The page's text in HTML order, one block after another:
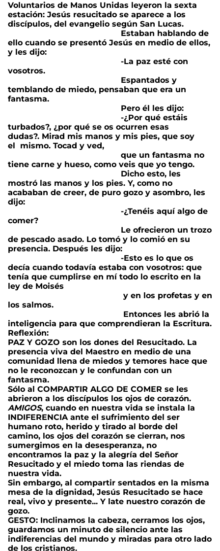
Voluntarios de Manos Unidas leyeron la sexta
estación: Jesús resucitado se aparece a los
discípulos, del evangelio según San Lucas.
Estaban hablando de
ello cuando se presentó Jesús en medio de ellos,
y les dijo:
-La paz esté con
vosotros.
Espantados y
temblando de miedo, pensaban que era un
fantasma.
Pero él les dijo:
-¿Por qué estáis
turbados?, ¿por qué se os ocurren esas
dudas?. Mirad mis manos y mis pies, que soy
el mismo. Tocad y ved,
que un fantasma no
tiene carne y hueso, como veis que yo tengo.
Dicho esto, les
mostró las manos y los pies. Y, como no
acababan de creer, de puro gozo y asombro, les
dijo:
-¿Tenéis aquí algo de
comer?
Le ofrecieron un trozo
de pescado asado. Lo tomó y lo comió en su
presencia. Después les dijo:
-Esto es lo que os
decía cuando todavía estaba con vosotros: que
tenía que cumplirse en mí todo lo escrito en la
ley de Moisés
y en los profetas y en
los salmos.
Entonces les abrió la
inteligencia para que comprendieran la Escritura.
Reflexión:
PAZ Y GOZO son los dones del Resucitado. La
presencia viva del Maestro en medio de una
comunidad llena de miedos y temores hace que
no le reconozcan y le confundan con un
fantasma.
Sólo al COMPARTIR ALGO DE COMER se les
abrieron a los discípulos los ojos de corazón.
AMIGOS, cuando en nuestra vida se instala la
INDIFERENCIA ante el sufrimiento del ser
humano roto, herido y tirado al borde del
camino, los ojos del corazón se cierran, nos
sumergimos en la desesperanza, no
encontramos la paz y la alegría del Señor
Resucitado y el miedo toma las riendas de
nuestra vida.
Sin embargo, al compartir sentados en la misma
mesa de la dignidad, Jesús Resucitado se hace
real, vivo y presente... Y late nuestro corazón de
gozo.
GESTO: Inclinamos la cabeza, cerramos los ojos,
guardamos un minuto de silencio ante las
indiferencias del mundo y miradas para otro lado
de los cristianos.